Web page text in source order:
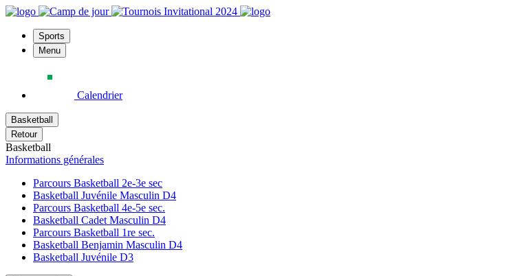
Sports
Menu
Calendrier
Basketball
Retour
Basketball
Informations générales
Parcours Basketball 2e-3e sec
Basketball Juvénile Masculin D4
Parcours Basketball 4e-5e sec.
Basketball Cadet Masculin D4
Parcours Basketball 1re sec.
Basketball Benjamin Masculin D4
Basketball Juvénile D3